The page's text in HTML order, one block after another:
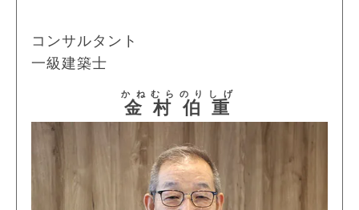
コンサルタント
一級建築士
金村
かねむら
伯重
のりしげ